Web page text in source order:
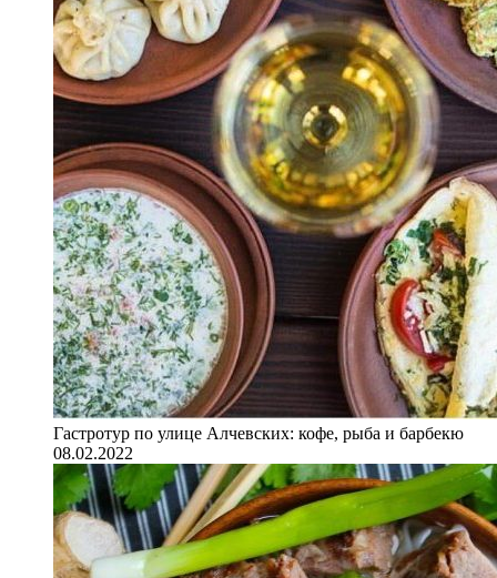
Гастротур по улице Алчевских: кофе, рыба и барбекю
08.02.2022